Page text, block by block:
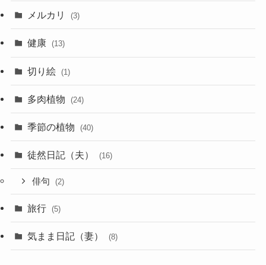
メルカリ (3)
健康 (13)
切り絵 (1)
多肉植物 (24)
季節の植物 (40)
徒然日記（夫） (16)
俳句 (2)
旅行 (5)
気まま日記（妻） (8)